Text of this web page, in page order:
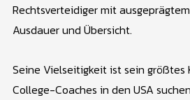
Rechtsverteidiger mit
Ausdauer und Übersicht.
Seine Vielseitigkeit ist sein größtes
College-Coaches in den USA